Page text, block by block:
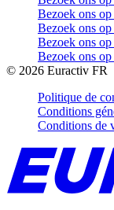
Bezoek ons
Bezoek ons op
Bezoek ons op
Bezoek ons
© 2026 Euractiv FR
Politique de
Conditions
Conditions de